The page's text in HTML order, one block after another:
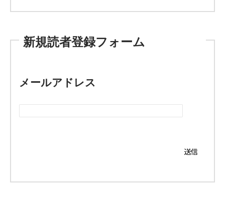
新規読者登録フォーム
メールアドレス